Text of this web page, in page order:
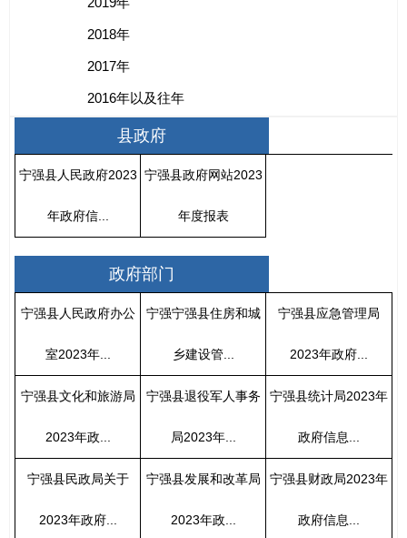
2018年
2017年
2016年以及往年
县政府
宁强县人民政府2023
年政府信...
宁强县政府网站2023
年度报表
政府部门
宁强县人民政府办公
室2023年...
宁强宁强县住房和城
乡建设管...
宁强县应急管理局
2023年政府...
宁强县文化和旅游局
2023年政...
宁强县退役军人事务
局2023年...
宁强县统计局2023年
政府信息...
宁强县民政局关于
2023年政府...
宁强县发展和改革局
2023年政...
宁强县财政局2023年
政府信息...